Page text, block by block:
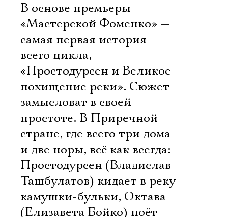
В основе премьеры
«Мастерской Фоменко» —
самая первая история
всего цикла,
«Простодурсен и Великое
похищение реки». Сюжет
замысловат в своей
простоте. В Приречной
стране, где всего три дома
и две норы, всё как всегда:
Простодурсен (Владислав
Ташбулатов) кидает в реку
камушки-бульки, Октава
(Елизавета Бойко) поёт